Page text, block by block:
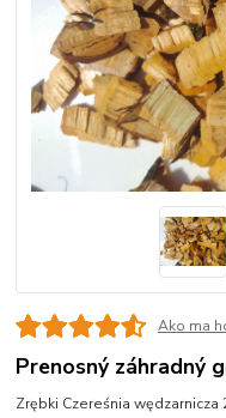
Ako ma
Prenosný záhradný
Zrębki Czereśnia